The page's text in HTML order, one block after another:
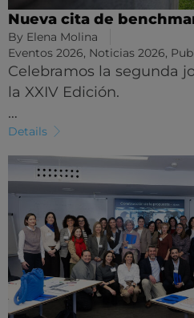
Nueva cita de
By Elena Molina
Eventos 2026, Noticias 2026,
Celebramos la segunda
la XXIV Edición.
…
Details